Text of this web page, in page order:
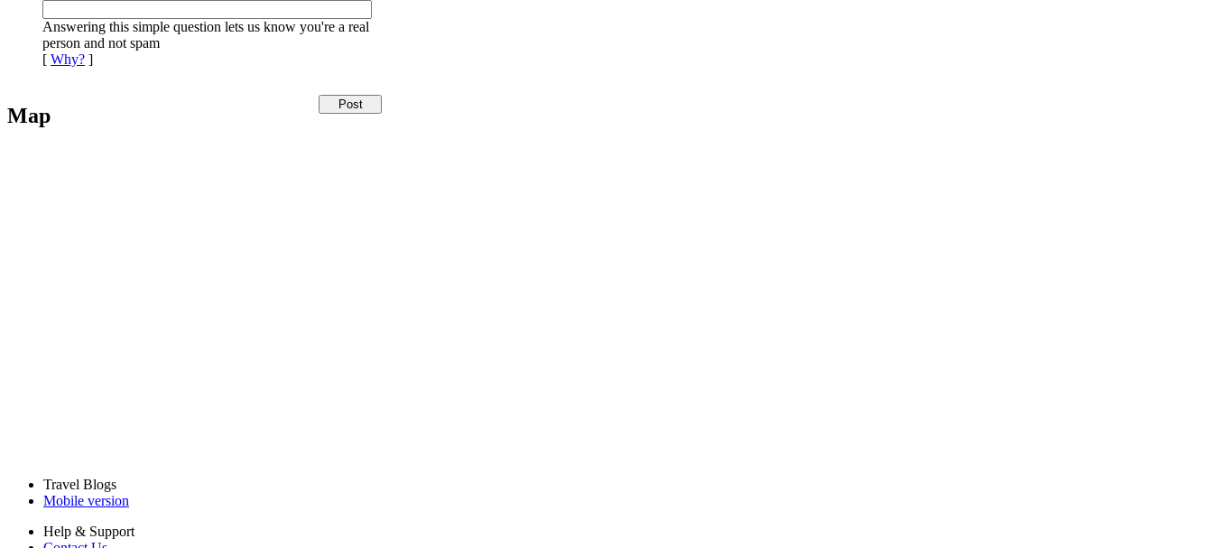
Answering this simple question lets us know you're a real
person and not spam
[ Why? ]
Map
Travel Blogs
Mobile version
Help & Support